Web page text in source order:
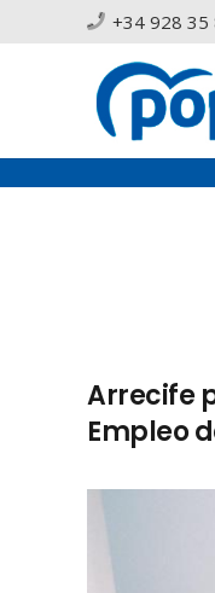
+34 928 35
Arrecife
Empleo